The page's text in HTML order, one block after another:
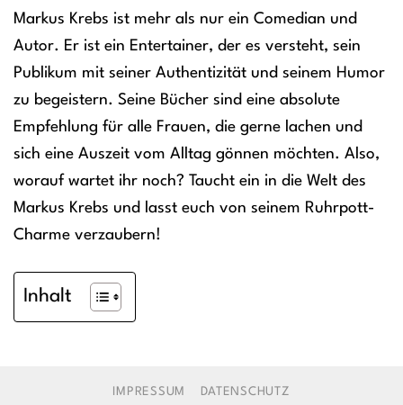
Markus Krebs ist mehr als nur ein Comedian und
Autor. Er ist ein Entertainer, der es versteht, sein
Publikum mit seiner Authentizität und seinem Humor
zu begeistern. Seine Bücher sind eine absolute
Empfehlung für alle Frauen, die gerne lachen und
sich eine Auszeit vom Alltag gönnen möchten. Also,
worauf wartet ihr noch? Taucht ein in die Welt des
Markus Krebs und lasst euch von seinem Ruhrpott-
Charme verzaubern!
Inhalt
IMPRESSUM DATENSCHUTZ